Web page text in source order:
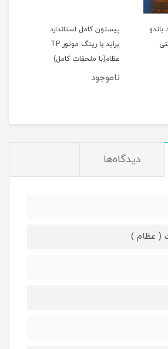
پیستون کامل استاندارد
پراید با رینگ موتور TP
عظام(با ملحقات کامل)
ناموجود
دیدگاه‌ها
( عظام )